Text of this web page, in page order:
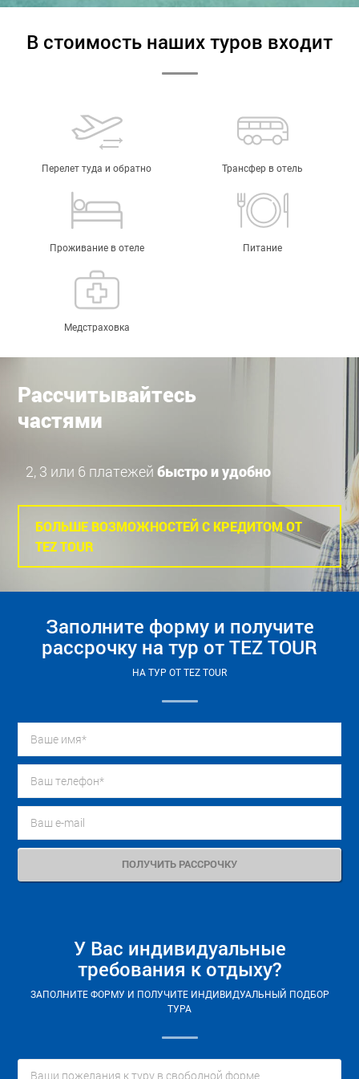
В стоимость наших туров входит
Перелет туда и обратно Трансфер в отель
Проживание в отеле Питание
Медстраховка
Рассчитывайтесь
частями
2, 3 или 6 платежейбыстро и удобно
БОЛЬШЕ ВОЗМОЖНОСТЕЙ С КРЕДИТОМ ОТ
TEZ TOUR
Заполните форму и получите
рассрочку на тур от TEZ TOUR
НА ТУР ОТ TEZ TOUR
У Вас индивидуальные
требования к отдыху?
ЗАПОЛНИТЕ ФОРМУ И ПОЛУЧИТЕ ИНДИВИДУАЛЬНЫЙ ПОДБОР
ТУРА